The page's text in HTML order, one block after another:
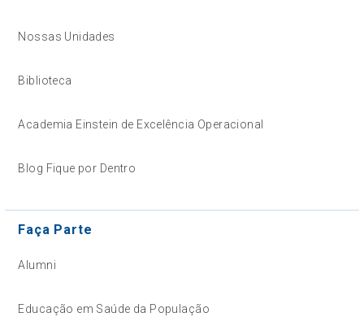
Nossas Unidades
Biblioteca
Academia Einstein de Excelência Operacional
Blog Fique por Dentro
Faça Parte
Alumni
Educação em Saúde da População